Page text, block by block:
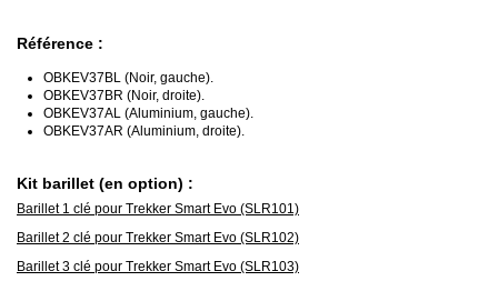
Référence :
OBKEV37BL (Noir, gauche).
OBKEV37BR (Noir, droite).
OBKEV37AL (Aluminium, gauche).
OBKEV37AR (Aluminium, droite).
Kit barillet (en option) :
Barillet 1 clé pour Trekker Smart Evo (SLR101)
Barillet 2 clé pour Trekker Smart Evo (SLR102)
Barillet 3 clé pour Trekker Smart Evo (SLR103)